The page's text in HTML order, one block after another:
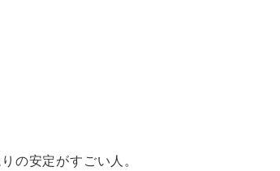
の安定がすごい人。